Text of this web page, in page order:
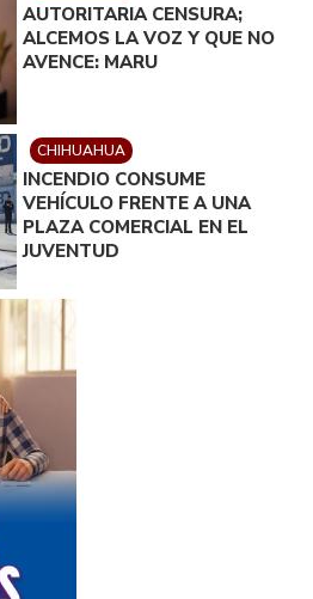
AUTORITARIA CENSURA;
ALCEMOS LA VOZ Y QUE NO
AVENCE: MARU
CHIHUAHUA
INCENDIO CONSUME
VEHÍCULO FRENTE A UNA
PLAZA COMERCIAL EN EL
JUVENTUD